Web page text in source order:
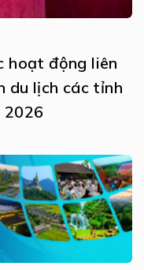
hoạt động liên
du lịch các tỉnh
2026